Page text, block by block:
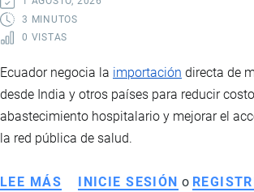
EL
COMERCIO
Y
LA
INVERSIÓN
3 MINUTOS
0 VISTAS
Ecuador negocia la importación directa de
desde India y otros países para reducir
abastecimiento hospitalario y mejorar el
la red pública de salud.
LEE MÁS SOBRE
INICIE SESIÓN o